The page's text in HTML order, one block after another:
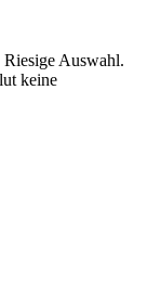
Riesige Auswahl.
keine